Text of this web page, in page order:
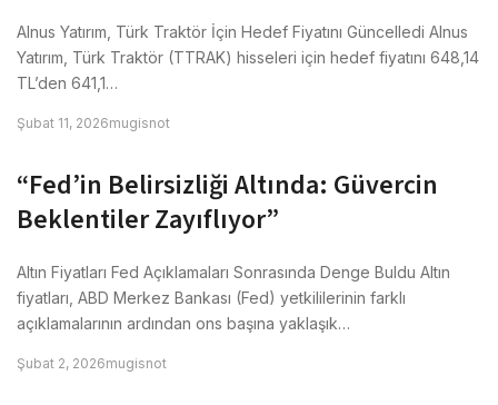
Alnus Yatırım, Türk Traktör İçin Hedef Fiyatını Güncelledi Alnus
Yatırım, Türk Traktör (TTRAK) hisseleri için hedef fiyatını 648,14
TL’den 641,1…
Şubat 11, 2026mugisnot
“Fed’in Belirsizliği Altında: Güvercin
Beklentiler Zayıflıyor”
Altın Fiyatları Fed Açıklamaları Sonrasında Denge Buldu Altın
fiyatları, ABD Merkez Bankası (Fed) yetkililerinin farklı
açıklamalarının ardından ons başına yaklaşık…
Şubat 2, 2026mugisnot